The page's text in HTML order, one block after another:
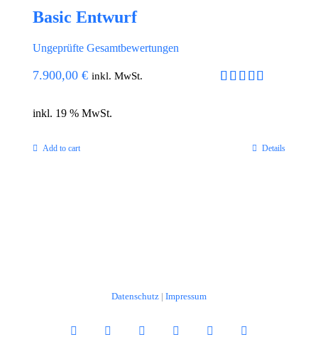
Basic Entwurf
Ungeprüfte Gesamtbewertungen
7.900,00 € inkl. MwSt.
inkl. 19 % MwSt.
Add to cart Details
Datenschutz | Impressum
FacebookTwitter YouTube InstagramLinkedIn